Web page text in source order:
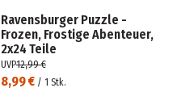
Ravensburger Puzzle -
Frozen, Frostige Abenteuer,
2x24 Teile
8,99 € / 1 Stk.
UVP12,99 €